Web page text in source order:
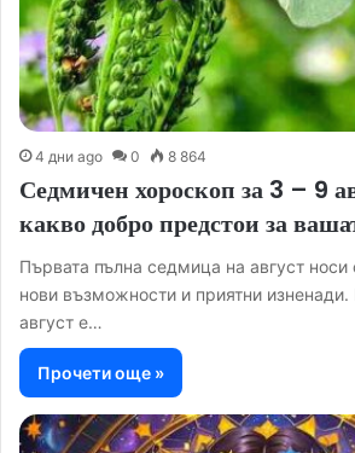
4 дни ago 0 8 864
Седмичен хороскоп за 3 – 9
какво добро предстои за
Първата пълна седмица на август носи
нови възможности и приятни
август е…
Прочети още »